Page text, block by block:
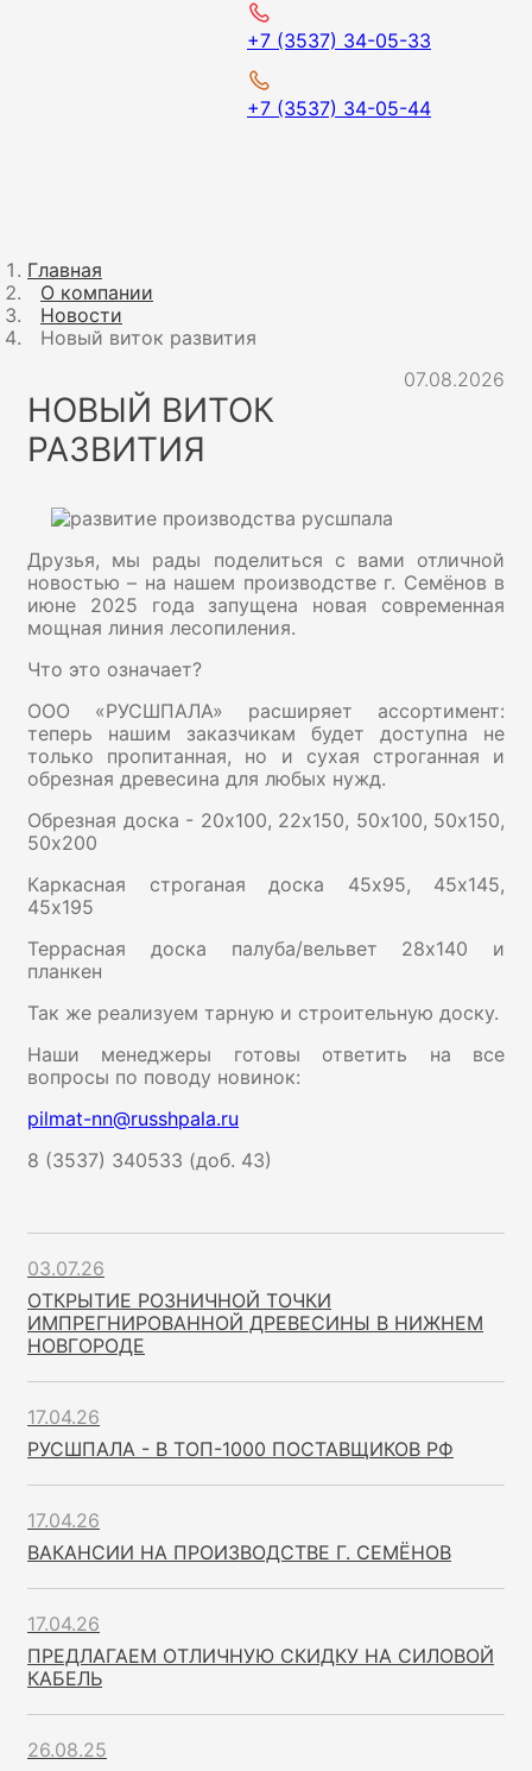
+7 (3537) 34-05-33
+7 (3537) 34-05-44
Главная
О компании
Новости
Новый виток развития
НОВЫЙ ВИТОК
РАЗВИТИЯ
07.08.2026
Друзья, мы рады поделиться с вами отличной
новостью – на нашем производстве г. Семёнов в
июне 2025 года запущена новая современная
мощная линия лесопиления.
Что это означает?
ООО «РУСШПАЛА» расширяет ассортимент:
теперь нашим заказчикам будет доступна не
только пропитанная, но и сухая строганная и
обрезная древесина для любых нужд.
Обрезная доска - 20х100, 22х150, 50х100, 50х150,
50х200
Каркасная строганая доска 45х95, 45х145,
45х195
Террасная доска палуба/вельвет 28х140 и
планкен
Так же реализуем тарную и строительную доску.
Наши менеджеры готовы ответить на все
вопросы по поводу новинок:
pilmat-nn@russhpala.ru
8 (3537) 340533 (доб. 43)
03.07.26
ОТКРЫТИЕ РОЗНИЧНОЙ ТОЧКИ
ИМПРЕГНИРОВАННОЙ ДРЕВЕСИНЫ В НИЖНЕМ
НОВГОРОДЕ
17.04.26
РУСШПАЛА - В ТОП-1000 ПОСТАВЩИКОВ РФ
17.04.26
ВАКАНСИИ НА ПРОИЗВОДСТВЕ Г. СЕМЁНОВ
17.04.26
ПРЕДЛАГАЕМ ОТЛИЧНУЮ СКИДКУ НА СИЛОВОЙ
КАБЕЛЬ
26.08.25